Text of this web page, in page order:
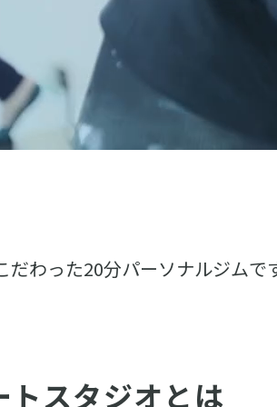
わった20分パーソナルジムで
トスタジオとは